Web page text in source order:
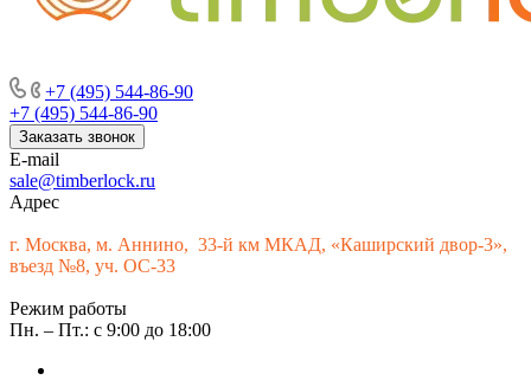
+7 (495) 544-86-90
+7 (495) 544-86-90
Заказать звонок
E-mail
sale@timberlock.ru
Адрес
г. Москва, м. Аннино, 33-й км МКАД, «Каширский двор-3»,
въезд №8, уч. ОС-33
Режим работы
Пн. – Пт.: с 9:00 до 18:00